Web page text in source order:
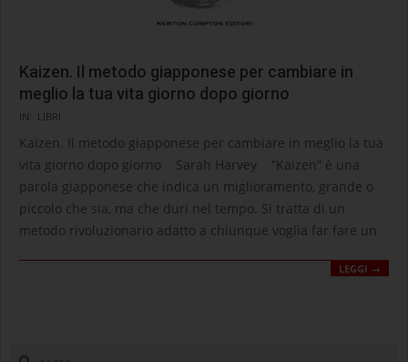
Kaizen. Il metodo giapponese per cambiare in
meglio la tua vita giorno dopo giorno
2026-
01-
13
IN: LIBRI
Kaizen. Il metodo giapponese per cambiare in meglio la tua
vita giorno dopo giorno Sarah Harvey “Kaizen” è una
parola giapponese che indica un miglioramento, grande o
piccolo che sia, ma che duri nel tempo. Si tratta di un
metodo rivoluzionario adatto a chiunque voglia far fare un
LEGGI →
cerca